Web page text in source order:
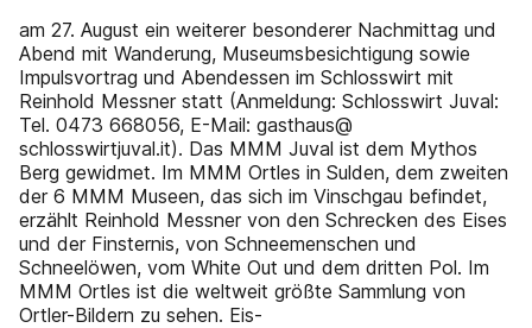
am 27. August ein weiterer besonderer Nachmittag und
Abend mit Wanderung, Museumsbesichtigung sowie
Impulsvortrag und Abendessen im Schlosswirt mit
Reinhold Messner statt (Anmeldung: Schlosswirt Juval:
Tel. 0473 668056, E-Mail: gasthaus@
schlosswirtjuval.it). Das MMM Juval ist dem Mythos
Berg gewidmet. Im MMM Ortles in Sulden, dem zweiten
der 6 MMM Museen, das sich im Vinschgau befindet,
erzählt Reinhold Messner von den Schrecken des Eises
und der Finsternis, von Schneemenschen und
Schneelöwen, vom White Out und dem dritten Pol. Im
MMM Ortles ist die weltweit größte Sammlung von
Ortler-Bildern zu sehen. Eis-